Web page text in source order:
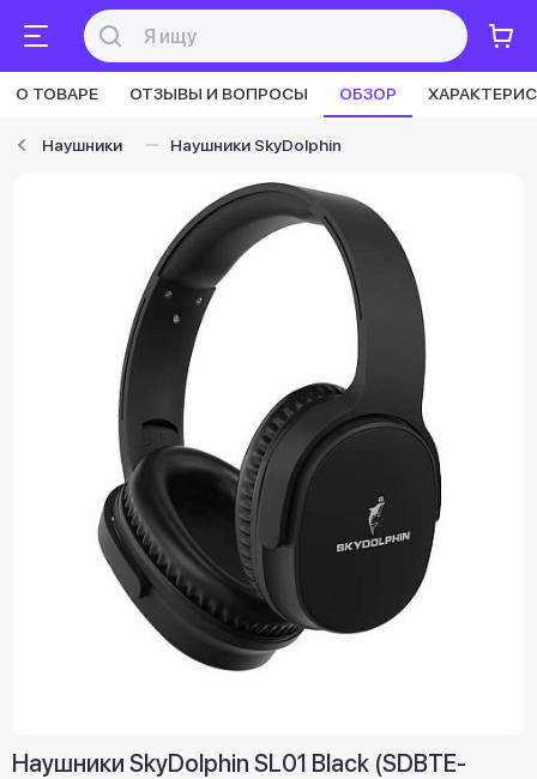
О ТОВАРЕ ОТЗЫВЫ И ВОПРОСЫ ОБЗОР
Наушники Наушники SkyDolphin
Наушники SkyDolphin SL01 Black (SDBTE-